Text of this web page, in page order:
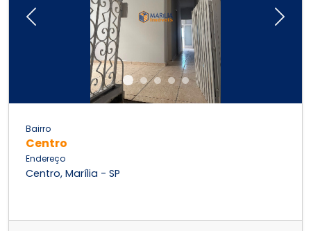
Previous Next
Bairro
Centro
Endereço
Centro, Marília - SP